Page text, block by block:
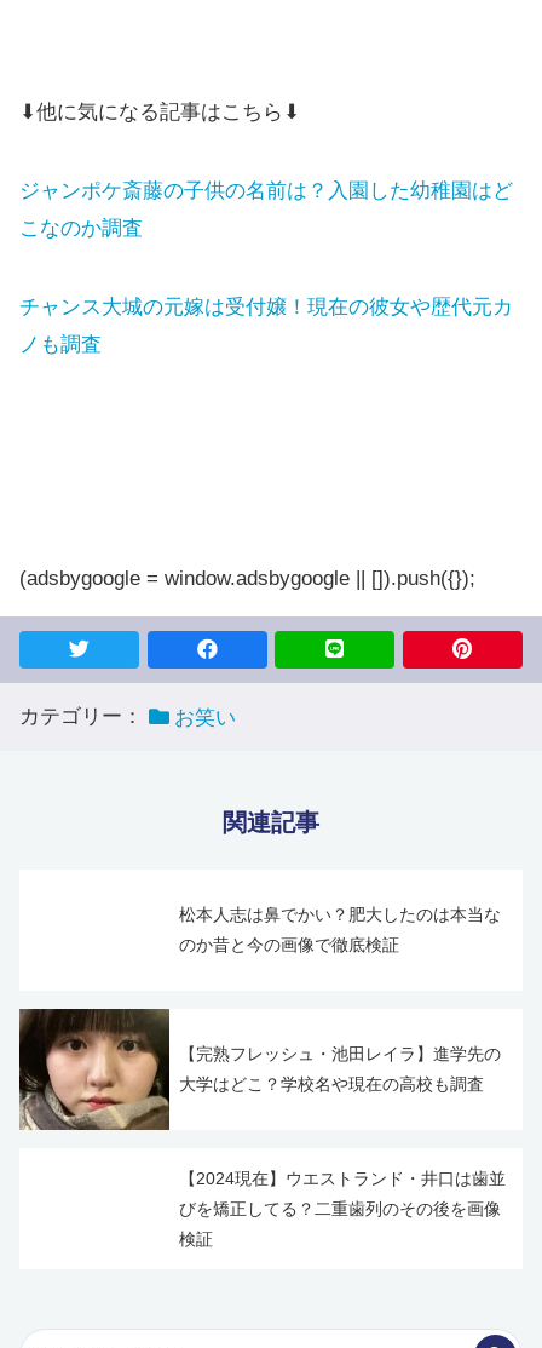
⬇他に気になる記事はこちら⬇
ジャンポケ斎藤の子供の名前は？入園した幼稚園はど
こなのか調査
チャンス大城の元嫁は受付嬢！現在の彼女や歴代元カ
ノも調査
(adsbygoogle = window.adsbygoogle || []).push({});
カテゴリー： お笑い
関連記事
松本人志は鼻でかい？肥大したのは本当な
のか昔と今の画像で徹底検証
【完熟フレッシュ・池田レイラ】進学先の
大学はどこ？学校名や現在の高校も調査
【2024現在】ウエストランド・井口は歯並
びを矯正してる？二重歯列のその後を画像
検証